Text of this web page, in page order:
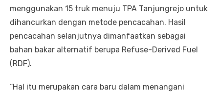
menggunakan 15 truk menuju TPA Tanjungrejo untuk
dihancurkan dengan metode pencacahan. Hasil
pencacahan selanjutnya dimanfaatkan sebagai
bahan bakar alternatif berupa Refuse-Derived Fuel
(RDF).
“Hal itu merupakan cara baru dalam menangani